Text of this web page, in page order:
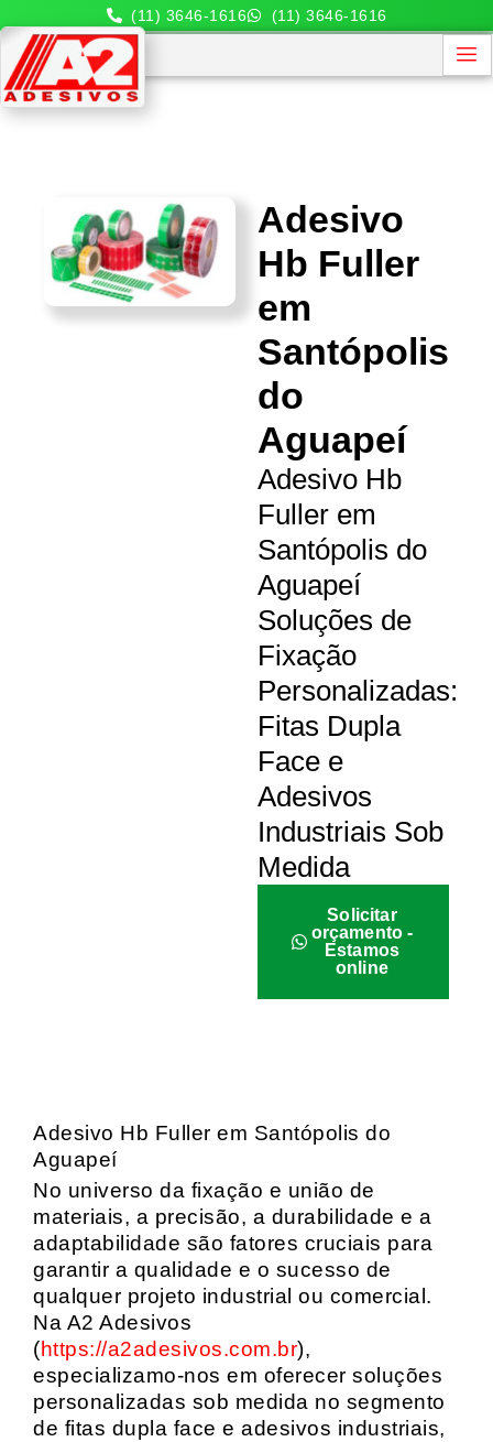
(11) 3646-1616 (11) 3646-1616
Adesivo
Hb Fuller
em
Santópolis
do
Aguapeí
Adesivo Hb
Fuller em
Santópolis do
Aguapeí
Soluções de
Fixação
Personalizadas:
Fitas Dupla
Face e
Adesivos
Industriais Sob
Medida
Solicitar
orçamento -
Estamos
online
Adesivo Hb Fuller em Santópolis do
Aguapeí
No universo da fixação e união de
materiais, a precisão, a durabilidade e a
adaptabilidade são fatores cruciais para
garantir a qualidade e o sucesso de
qualquer projeto industrial ou comercial.
Na A2 Adesivos
(https://a2adesivos.com.br),
especializamo-nos em oferecer soluções
personalizadas sob medida no segmento
de fitas dupla face e adesivos industriais,